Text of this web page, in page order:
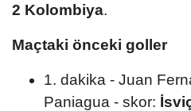
2 Kolombiya.
Maçtaki önceki goller
1. dakika - Juan
Paniagua - skor: